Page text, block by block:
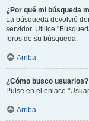
¿Por qué mi búsqueda
La búsqueda devolvió
servidor. Utilice
foros de su búsqueda.
Arriba
¿Cómo busco usuarios?
Pulse en el enlace
Arriba